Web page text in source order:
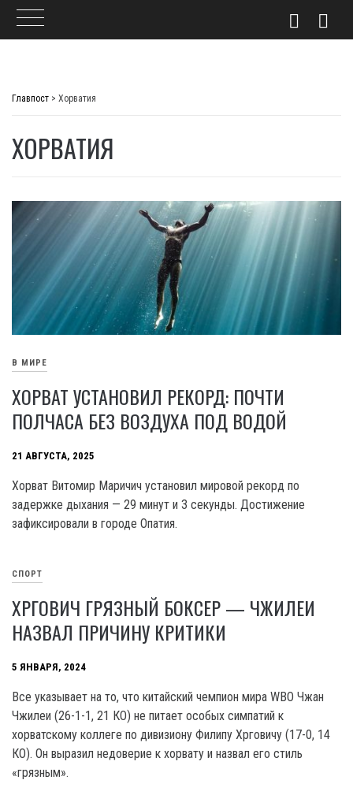
Главпост > Хорватия
ХОРВАТИЯ
В МИРЕ
ХОРВАТ УСТАНОВИЛ РЕКОРД: ПОЧТИ
ПОЛЧАСА БЕЗ ВОЗДУХА ПОД ВОДОЙ
21 АВГУСТА, 2025
Хорват Витомир Маричич установил мировой рекорд по
задержке дыхания — 29 минут и 3 секунды. Достижение
зафиксировали в городе Опатия.
СПОРТ
ХРГОВИЧ ГРЯЗНЫЙ БОКСЕР — ЧЖИЛЕИ
НАЗВАЛ ПРИЧИНУ КРИТИКИ
5 ЯНВАРЯ, 2024
Все указывает на то, что китайский чемпион мира WBO Чжан
Чжилеи (26-1-1, 21 КО) не питает особых симпатий к
хорватскому коллеге по дивизиону Филипу Хрговичу (17-0, 14
КО). Он выразил недоверие к хорвату и назвал его стиль
«грязным».